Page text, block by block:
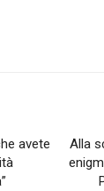
avete
Alla